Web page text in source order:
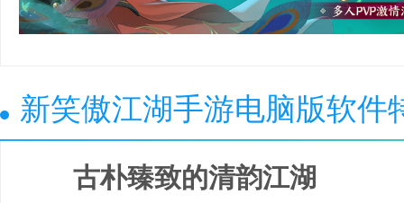
新笑傲江湖手游电脑版软件
古朴臻致的清韵江湖